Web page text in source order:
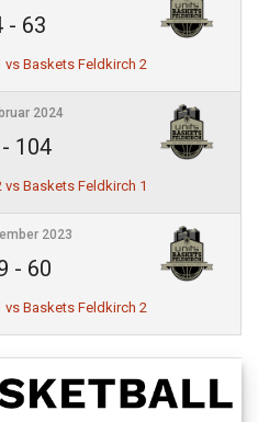
- 63
Baskets Feldkirch 2
2024
- 104
Baskets Feldkirch 1
2023
- 60
Baskets Feldkirch 2